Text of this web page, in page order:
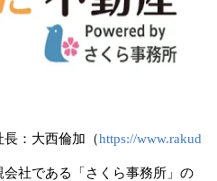
：大西倫加（https://www.rakud
社である「さくら事務所」の